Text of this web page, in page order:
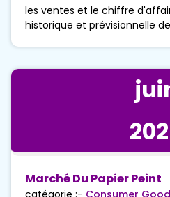
les ventes et le chiffre
historique et prévisionnelle
Marché Du Papier Peint
catégorie :- Consumer